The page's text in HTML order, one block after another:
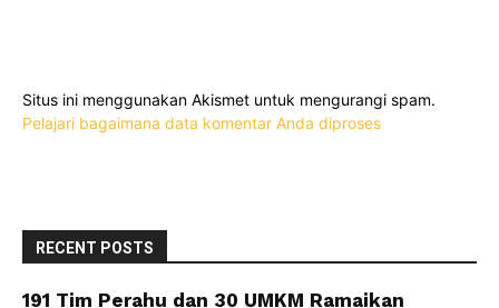
Situs ini menggunakan Akismet untuk mengurangi spam.
Pelajari bagaimana data komentar Anda diproses
RECENT POSTS
191 Tim Perahu dan 30 UMKM Ramaikan